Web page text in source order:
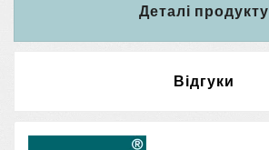
Деталі продукту
Відгуки